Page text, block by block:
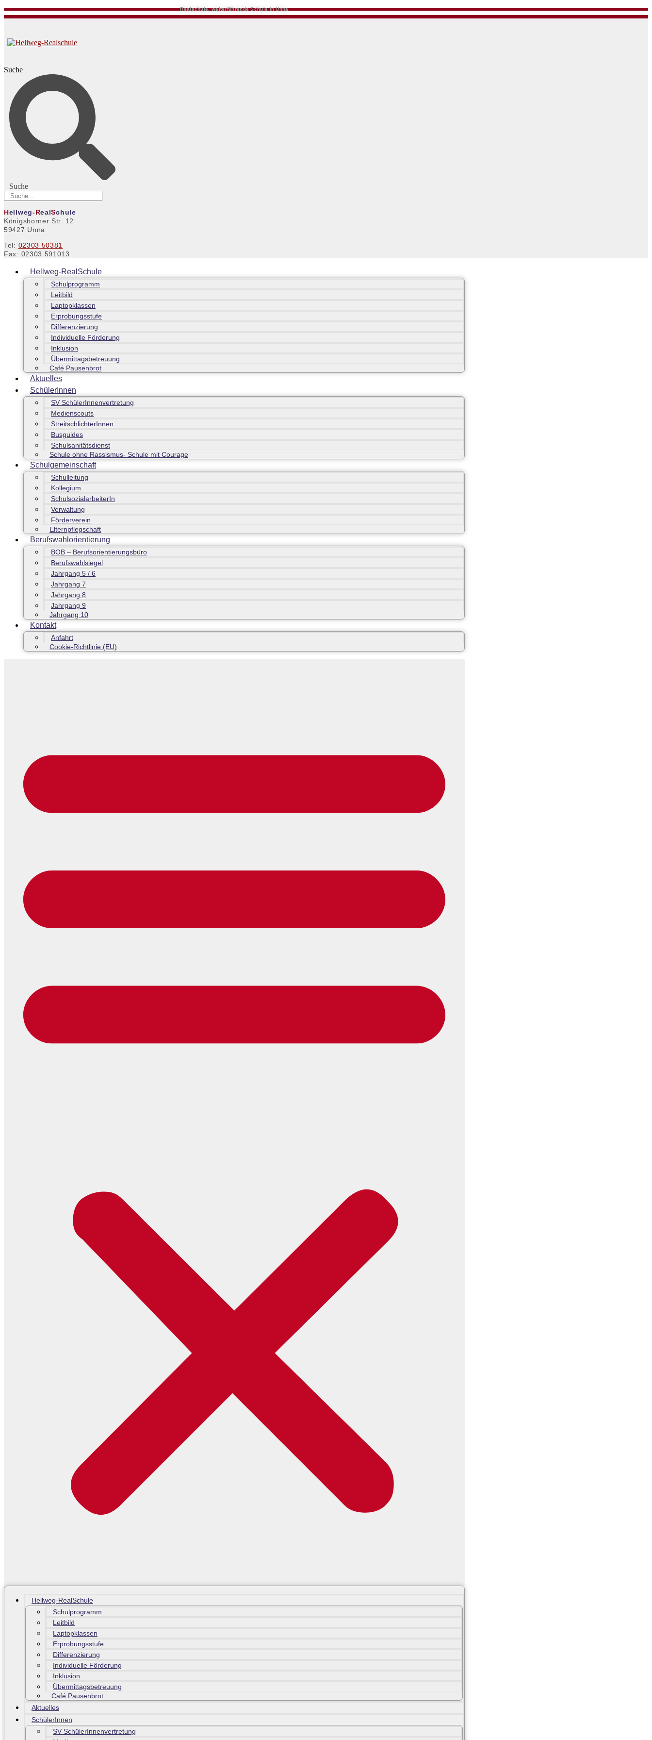
Realschule, weiterführende Schule in Unna
Suche
Suche
Hellweg-RealSchule
Königsborner Str. 12
59427 Unna
Tel: 02303 50381
Fax: 02303 591013
Hellweg-RealSchule
Schulprogramm
Leitbild
Laptopklassen
Erprobungsstufe
Differenzierung
Individuelle Förderung
Inklusion
Übermittagsbetreuung
Café Pausenbrot
Aktuelles
SchülerInnen
SV SchülerInnenvertretung
Medienscouts
StreitschlichterInnen
Busguides
Schulsanitätsdienst
Schule ohne Rassismus- Schule mit Courage
Schulgemeinschaft
Schulleitung
Kollegium
SchulsozialarbeiterIn
Verwaltung
Förderverein
Elternpflegschaft
Berufswahlorientierung
BOB – Berufsorientierungsbüro
Berufswahlsiegel
Jahrgang 5 / 6
Jahrgang 7
Jahrgang 8
Jahrgang 9
Jahrgang 10
Kontakt
Anfahrt
Cookie-Richtlinie (EU)
Hellweg-RealSchule
Schulprogramm
Leitbild
Laptopklassen
Erprobungsstufe
Differenzierung
Individuelle Förderung
Inklusion
Übermittagsbetreuung
Café Pausenbrot
Aktuelles
SchülerInnen
SV SchülerInnenvertretung